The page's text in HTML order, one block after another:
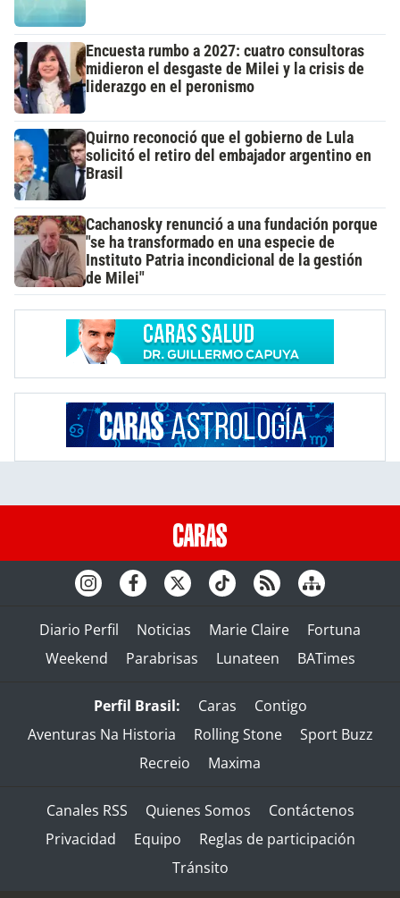
Encuesta rumbo a 2027: cuatro consultoras
midieron el desgaste de Milei y la crisis de
liderazgo en el peronismo
Quirno reconoció que el gobierno de Lula
solicitó el retiro del embajador argentino en
Brasil
Cachanosky renunció a una fundación porque
"se ha transformado en una especie de
Instituto Patria incondicional de la gestión
de Milei"
Diario Perfil Noticias Marie Claire
Fortuna
Weekend
Parabrisas Lunateen BATimes
Perfil Brasil: Caras
Contigo
Aventuras Na Historia
Rolling Stone
Sport Buzz
Recreio
Maxima
Canales RSS Quienes Somos
Contáctenos
Privacidad
Equipo
Reglas de participación
Tránsito